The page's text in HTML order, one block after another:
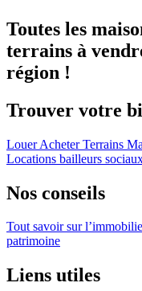
Toutes les
terrains à
région !
Trouver votre
LouerAcheterTerrains
Locations bailleurs
Nos conseils
Tout savoir sur
patrimoine
Liens utiles